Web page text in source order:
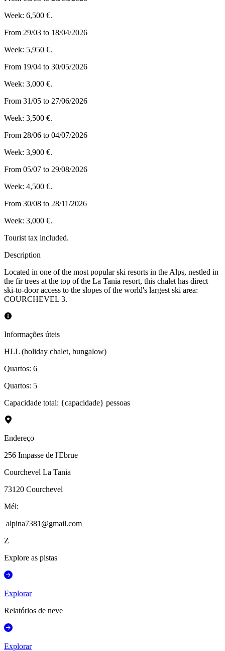
Week: 6,500 €.
From 29/03 to 18/04/2026
Week: 5,950 €.
From 19/04 to 30/05/2026
Week: 3,000 €.
From 31/05 to 27/06/2026
Week: 3,500 €.
From 28/06 to 04/07/2026
Week: 3,900 €.
From 05/07 to 29/08/2026
Week: 4,500 €.
From 30/08 to 28/11/2026
Week: 3,000 €.
Tourist tax included.
Description
Located in one of the most popular ski resorts in the Alps, nestled in
the fir trees at the top of the La Tania resort, this chalet has direct
ski-to-door access to the slopes of the world's largest ski area:
COURCHEVEL 3.
Informações úteis
HLL (holiday chalet, bungalow)
Quartos: 6
Quartos: 5
Capacidade total: {capacidade} pessoas
Endereço
256 Impasse de l'Ebrue
Courchevel La Tania
73120 Courchevel
Mél:
alpina7381@gmail.com
Z
Explore as pistas
Explorar
Relatórios de neve
Explorar